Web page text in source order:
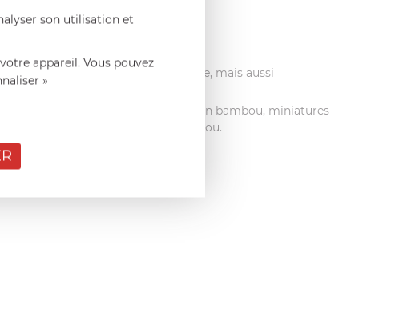
hôtels, loueurs de vaisselle, mais aussi
en matières naturelles : pics en bambou, miniatures
la vaisselle en fibre de bambou.
son utilisation et
appareil. Vous pouvez
»